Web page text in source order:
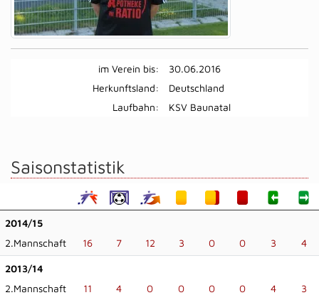
im Verein bis:
30.06.2016
Herkunftsland:
Deutschland
Laufbahn:
KSV Baunatal
Saisonstatistik
2014/15
2.Mannschaft
16 7 12 3 0 0 3 4
2013/14
2.Mannschaft
11 4 0 0 0 0 4 3